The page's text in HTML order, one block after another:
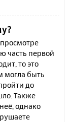
часть первой
то это
могла быть
до
Также
однако